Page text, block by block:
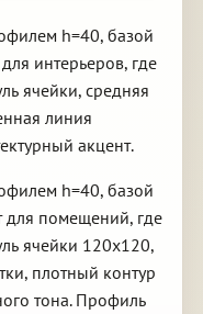
h=40, базой
интерьеров, где
ячейки, средняя
линия
акцент.
h=40, базой
помещений, где
ячейки 120х120,
плотный контур
тона. Профиль